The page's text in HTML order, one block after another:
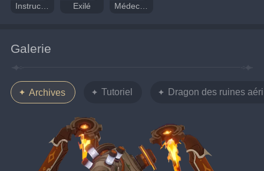
Instructeur Exilé Médecin itinérant
Galerie
Archives Tutoriel Dragon des ruines